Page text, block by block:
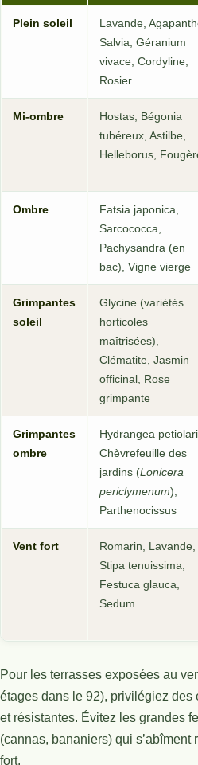
Plein soleil
Lavande,
Salvia, Géranium
vivace, Cordyline,
Rosier
Mi-ombre
Hostas, Bégonia
tubéreux, Astilbe,
Helleborus,
Ombre
Fatsia japonica,
Sarcococca,
Pachysandra (en
bac), Vigne vierge
Grimpantes
soleil
Glycine (variétés
horticoles
maîtrisées),
Clématite, Jasmin
officinal, Rose
grimpante
Grimpantes
ombre
Hydrangea
Chèvrefeuille des
jardins (Lonicera
periclymenum),
Parthenocissus
Vent fort
Romarin, Lavande,
Stipa tenuissima,
Festuca glauca,
Sedum
Pour les terrasses exposées au
étages dans le 92), privilégiez des
et résistantes. Évitez les grandes
(cannas, bananiers) qui s’abîment
fort.